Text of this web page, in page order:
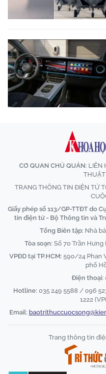
CƠ QUAN CHỦ QUẢN: LIÊN
TRANG THÔNG TIN ĐIỆN TỬ
Giấy phép số 113/GP-TTĐT do
tin điện tử - Bộ Thông tin và
Tổng Biên tập: Nhà
Tòa soạn: Số 70 Trần Hưng
VPĐD tại TP.HCM: 590/24 Phan
phố
Điện thoại:
Hotline: 035 249 5588 / 096
1222
Email:
Trang thông tin